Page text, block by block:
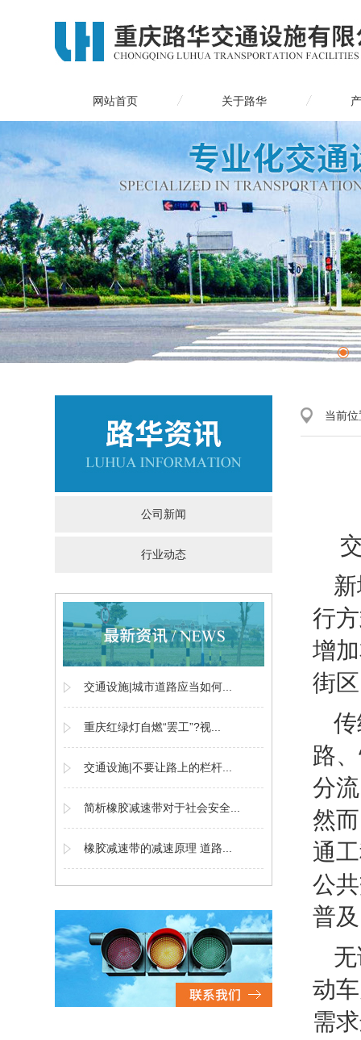
网站首页 关于路华
公司新闻
行业动态
交通设施|城市道路应当如何...
重庆红绿灯自燃“罢工”?视...
交通设施|不要让路上的栏杆...
简析橡胶减速带对于社会安全...
橡胶减速带的减速原理 道路...
当前
行
增
街
路
分
然
通
公
普
动
需